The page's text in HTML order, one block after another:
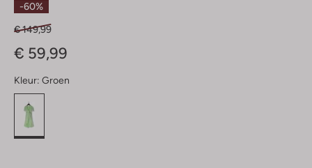
-60%
€ 149,99
€ 59,99
Kleur: Groen